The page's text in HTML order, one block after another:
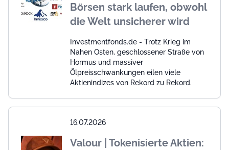
Börsen stark laufen, obwohl
die Welt unsicherer wird
Investmentfonds.de - Trotz Krieg im
Nahen Osten, geschlossener Straße von
Hormus und massiver
Ölpreisschwankungen eilen viele
Aktienindizes von Rekord zu Rekord.
16.07.2026
Valour | Tokenisierte Aktien: